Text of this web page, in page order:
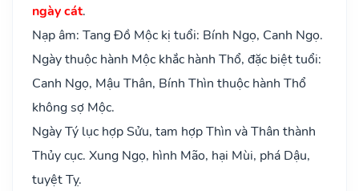
ngày cát.
Nạp âm: Tang Đồ Mộc kị tuổi: Bính Ngọ, Canh Ngọ.
Ngày thuộc hành Mộc khắc hành Thổ, đặc biệt tuổi:
Canh Ngọ, Mậu Thân, Bính Thìn thuộc hành Thổ
không sợ Mộc.
Ngày Tý lục hợp Sửu, tam hợp Thìn và Thân thành
Thủy cục. Xung Ngọ, hình Mão, hại Mùi, phá Dậu,
tuyệt Tỵ.